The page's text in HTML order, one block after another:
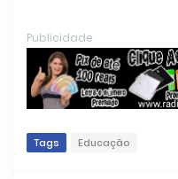
Publicidade
Tags Educação